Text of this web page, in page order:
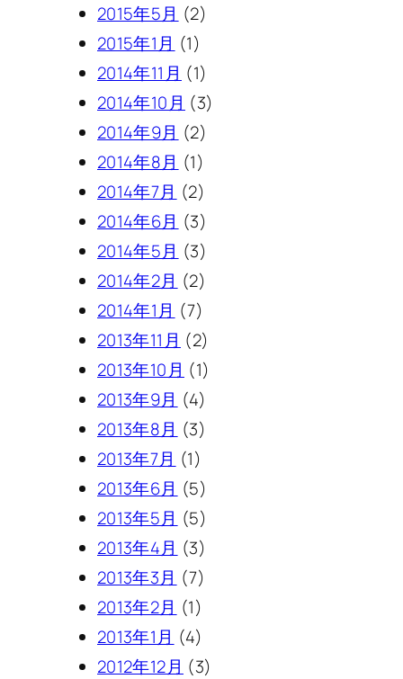
2015年5月 (2)
2015年1月 (1)
2014年11月 (1)
2014年10月 (3)
2014年9月 (2)
2014年8月 (1)
2014年7月 (2)
2014年6月 (3)
2014年5月 (3)
2014年2月 (2)
2014年1月 (7)
2013年11月 (2)
2013年10月 (1)
2013年9月 (4)
2013年8月 (3)
2013年7月 (1)
2013年6月 (5)
2013年5月 (5)
2013年4月 (3)
2013年3月 (7)
2013年2月 (1)
2013年1月 (4)
2012年12月 (3)